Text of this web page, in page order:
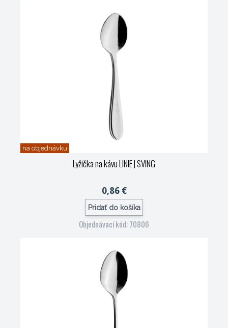
na objednávku
Lyžička na kávu LINIE| SVING
0,86 €
Pridať do košíka
Objednávací kód: 70806